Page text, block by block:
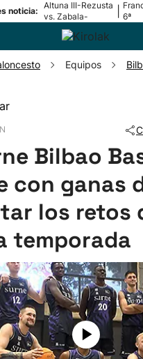
noticia:
Altuna III-Rezusta
vs. Zabala-
Zabaleta
6ª
Equipos
Bilbao
con ganas
los retos
temporada